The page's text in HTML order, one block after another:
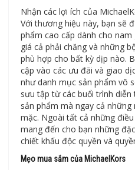
Nhận các lợi ích của
Với thương hiệu này, bạn sẽ
phẩm cao cấp dành cho
giá cả phải chăng và những
phù hợp cho bất kỳ dịp nào.
cập vào các ưu đãi và giao
như danh mục sản phẩm vô
sưu tập từ các buổi trình
sản phẩm mà ngay cả
mặc. Ngoài tất cả những
mang đến cho bạn những
chiết khấu độc quyền và
Mẹo mua sắm của MichaelKors